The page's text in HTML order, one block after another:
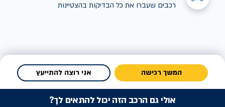
רכבים שעברו את כל הבדיקות בהצטיינות
המשך רכישה אני רוצה להתייעץ
אולי גם הרכב הזה יכול להתאים לך?